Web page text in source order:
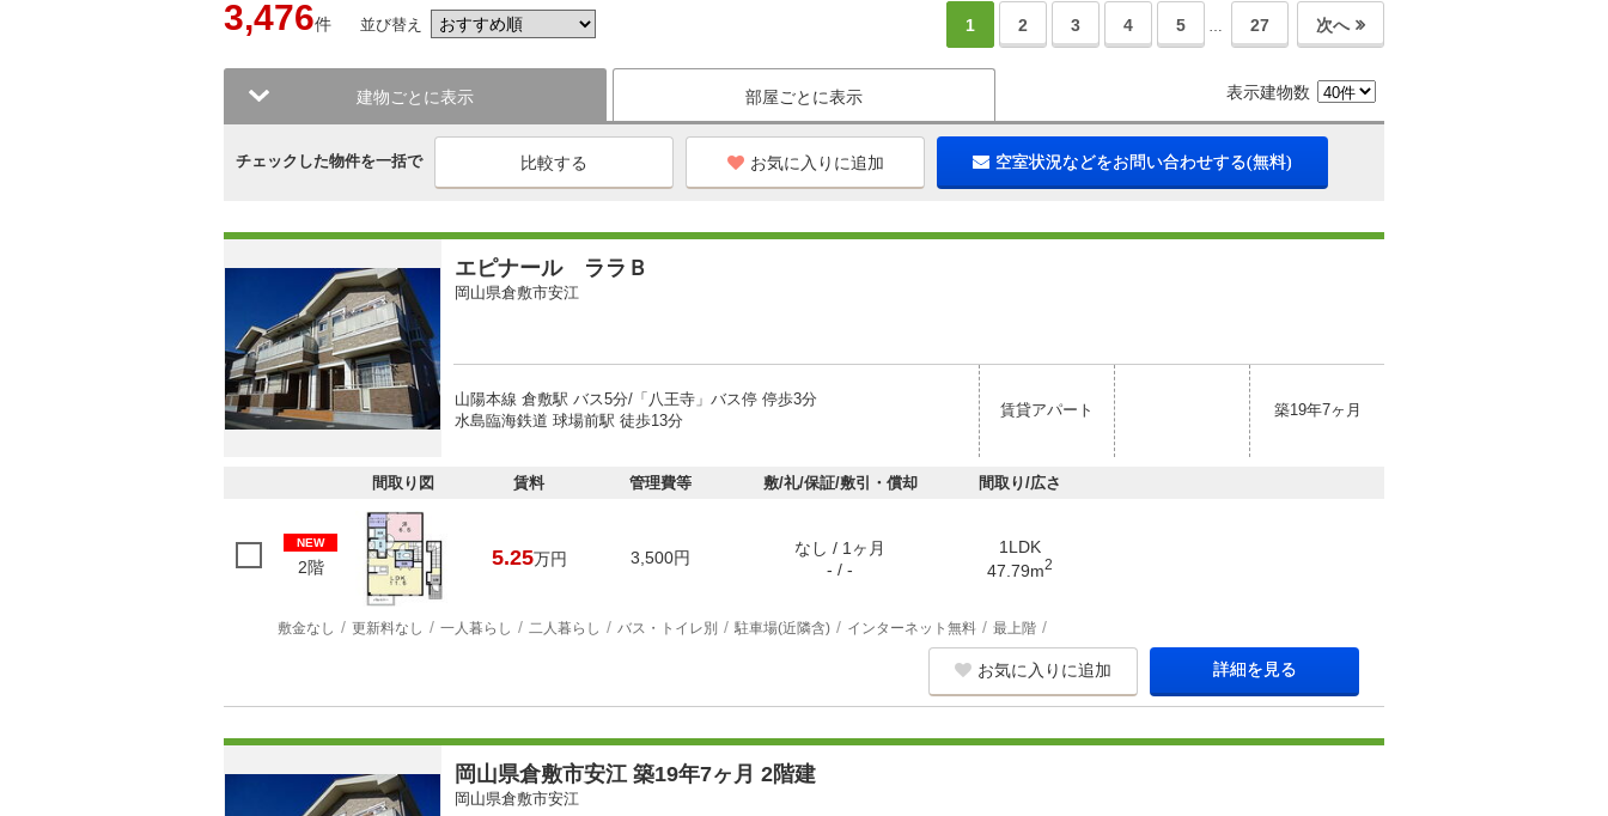
3,476件 並び替え 1 2 3 4 5 … 27 次へ
建物ごとに表示 部屋ごとに表示 表示建物数
チェックした物件を一括で お気に入りに追加 空室状況などをお問い合わせする(無料)
エピナール ララＢ
岡山県倉敷市安江
山陽本線 倉敷駅 バス5分/「八王寺」バス停 停歩3分
水島臨海鉄道 球場前駅 徒歩13分
賃貸アパート 築19年7ヶ月
間取り図 賃料 管理費等 敷/礼/保証/敷引・償却 間取り/広さ
NEW
2階 5.25万円 3,500円
なし / 1ヶ月
- / -
1LDK
47.79m2
敷金なし 更新料なし 一人暮らし 二人暮らし バス・トイレ別 駐車場(近隣含) インターネット無料 最上階
お気に入りに追加 詳細を見る
岡山県倉敷市安江 築19年7ヶ月 2階建
岡山県倉敷市安江